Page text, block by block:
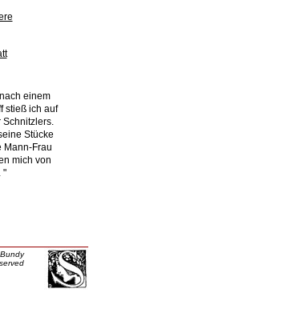
einem
stieß ich auf
Schnitzlers.
Stücke
Mann-Frau
mich von
"